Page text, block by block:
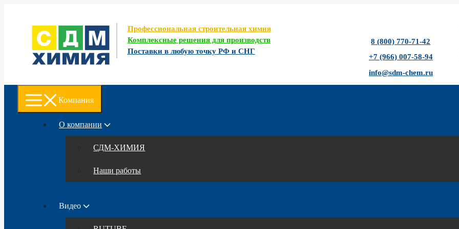
содержимому
Профессиональная строительная химия
Комплексные решения для производств
Поставки в любую точку РФ и СНГ
8 (800) 770-71-42
+7 (966) 007-58-94
info@sdm-chem.ru
Компания
О компании
СДМ-ХИМИЯ
Наши работы
Видео